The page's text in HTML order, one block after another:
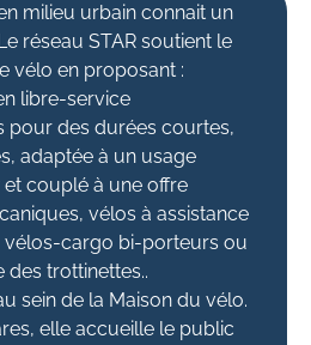
milieu urbain connait un
réseau STAR soutient le
vélo en proposant :
libre-service
pour des durées courtes,
adaptée à un usage
couplé à une offre
vélos à assistance
vélos-cargo bi-porteurs ou
des trottinettes..
sein de la Maison du vélo.
elle accueille le public